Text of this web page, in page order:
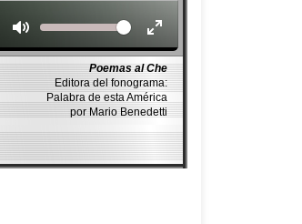
Volume
Poemas al Che
Editora del fonograma:
Palabra de esta América
por Mario Benedetti